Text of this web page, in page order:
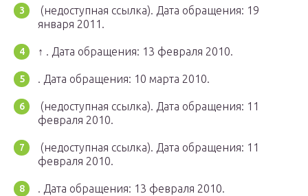
(недоступная ссылка). Дата обращения: 19
января 2011.
↑ . Дата обращения: 13 февраля 2010.
. Дата обращения: 10 марта 2010.
(недоступная ссылка). Дата обращения: 11
февраля 2010.
(недоступная ссылка). Дата обращения: 11
февраля 2010.
. Дата обращения: 13 февраля 2010.